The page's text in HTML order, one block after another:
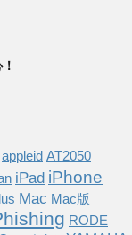
appleid AT2050
iPad iPhone
Mac Mac版
RODE